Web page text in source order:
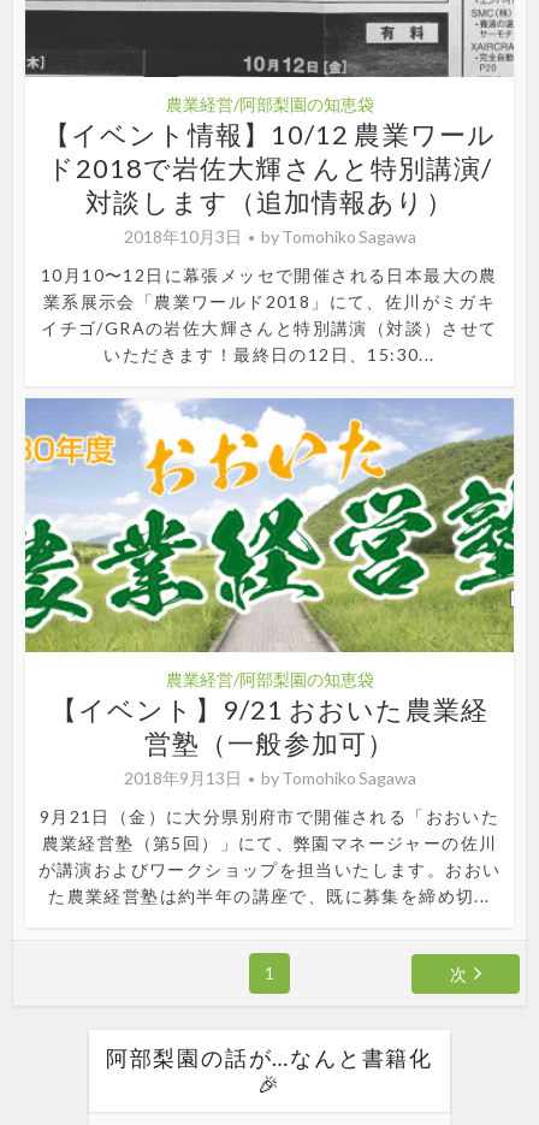
農業経営/阿部梨園の知恵袋
【イベント情報】10/12 農業ワール
ド2018で岩佐大輝さんと特別講演/
対談します（追加情報あり）
2018年10月3日 byTomohiko Sagawa
10月10〜12日に幕張メッセで開催される日本最大の農
業系展示会「農業ワールド2018」にて、佐川がミガキ
イチゴ/GRAの岩佐大輝さんと特別講演（対談）させて
いただきます！最終日の12日、15:30...
農業経営/阿部梨園の知恵袋
【イベント】9/21 おおいた農業経
営塾（一般参加可）
2018年9月13日 byTomohiko Sagawa
9月21日（金）に大分県別府市で開催される「おおいた
農業経営塾（第5回）」にて、弊園マネージャーの佐川
が講演およびワークショップを担当いたします。おおい
た農業経営塾は約半年の講座で、既に募集を締め切...
1 次
阿部梨園の話が…なんと書籍化
🎉